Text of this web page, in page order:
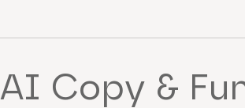
AI Copy &